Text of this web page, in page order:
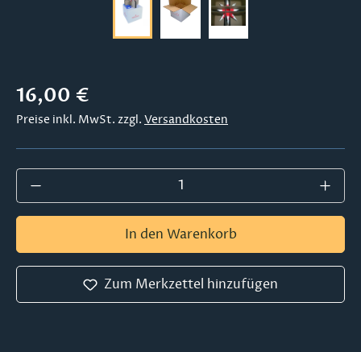
Regulärer Preis:
16,00 €
Preise inkl. MwSt. zzgl. Versandkosten
Produkt Anzahl: Gib den gewünschten
In den Warenkorb
Zum Merkzettel hinzufügen